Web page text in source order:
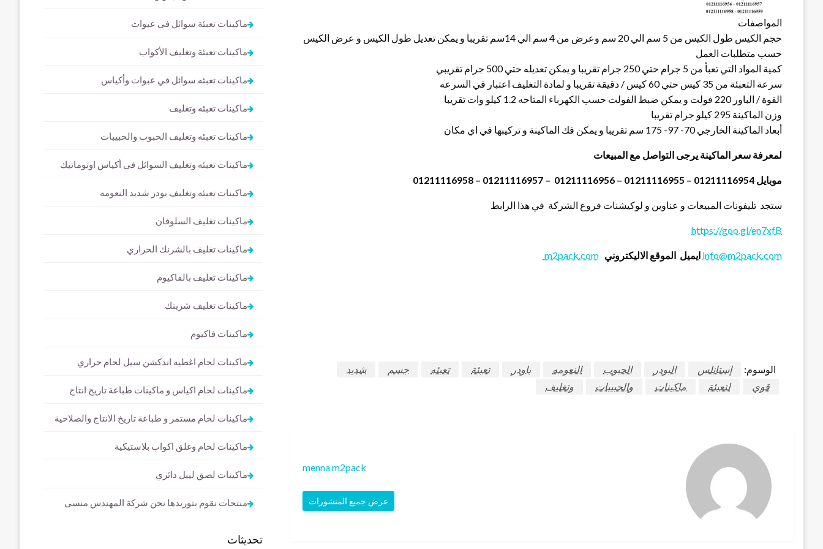
المواصفات
حجم الكيس طول الكيس من 5 سم الي 20 سم وعرض من 4 سم الي 14سم تقريبا و يمكن تعديل طول الكيس و عرض الكيس
حسب متطلبات العمل
كمية المواد التي تعبأ من 5 جرام حتي 250 جرام تقريبا و يمكن تعديله حتي 500 جرام تقريبي
سرعة التعبئة من 35 كيس حتي 60 كيس / دقيقة تقريبا و لمادة التغليف اعتبار في السرعه
القوة / الباور 220 فولت و يمكن ضبط الفولت حسب الكهرباء المتاحه 1.2 كيلو وات تقريبا
وزن الماكينة 295 كيلو جرام تقريبا
أبعاد الماكينة الخارجي 70- 97- 175 سم تقريبا و يمكن فك الماكينة و تركيبها في اي مكان
لمعرفة سعر الماكينة يرجى التواصل مع المبيعات
موبايل 01211116954 – 01211116955 – 01211116956 – 01211116957 – 01211116958
ستجد تليفونات المبيعات و عناوين و لوكيشنات فروع الشركة في هذا الرابط
https://goo.gl/en7xfB
info@m2pack.com ايميل الموقع الاليكتروني m2pack.com
الوسوم: إستانلس البودر الحبوب النعومه باودر تعبئة تعبئه جسم
شديد
قوي
لتعبئة ماكينات والحبيبات وتغليف
menna m2pack
عرض جميع المنشورات
ماكينات تعبئة سوائل فى عبوات
ماكينات تعبئة وتغليف الأكواب
ماكينات تعبئه سوائل في عبوات وأكياس
ماكينات تعبئه وتغليف
ماكينات تعبئه وتغليف الحبوب والحبيبات
ماكينات تعبئه وتغليف السوائل في أكياس اوتوماتيك
ماكينات تعبئه وتغليف بودر شديد النعومه
ماكينات تغليف السلوفان
ماكينات تغليف بالشرنك الحراري
ماكينات تغليف بالفاكيوم
ماكينات تغليف شرينك
ماكينات فاكيوم
ماكينات لحام اغطيه اندكشن سيل لحام حراري
ماكينات لحام اكياس و ماكينات طباعة تاريخ انتاج
ماكينات لحام مستمر و طباعة تاريخ الانتاج والصلاحية
ماكينات لحام وغلق اكواب بلاستيكية
ماكينات لصق ليبل دائري
منتجات نقوم بتوريدها نحن شركة المهندس منسى
تحديثات